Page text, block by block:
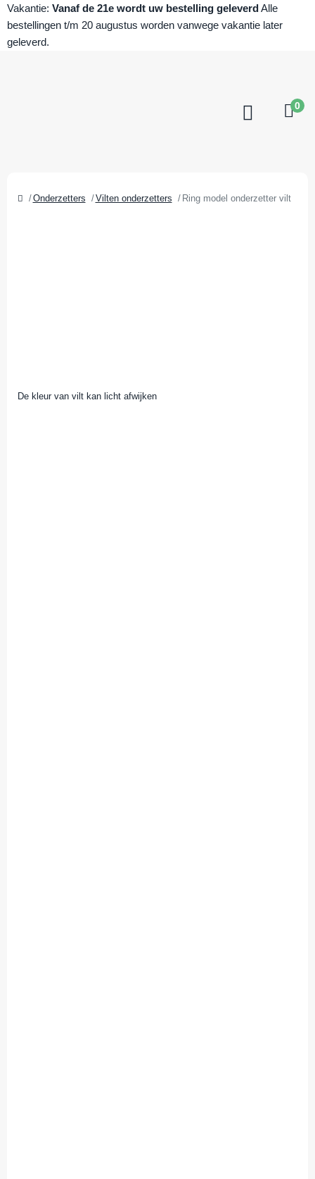
Vakantie: Vanaf de 21e wordt uw bestelling geleverdAlle
bestellingen t/m 20 augustus worden vanwege vakantie later
geleverd.
0
Onderzetters Vilten onderzetters Ring model onderzetter vilt
De kleur van vilt kan licht afwijken